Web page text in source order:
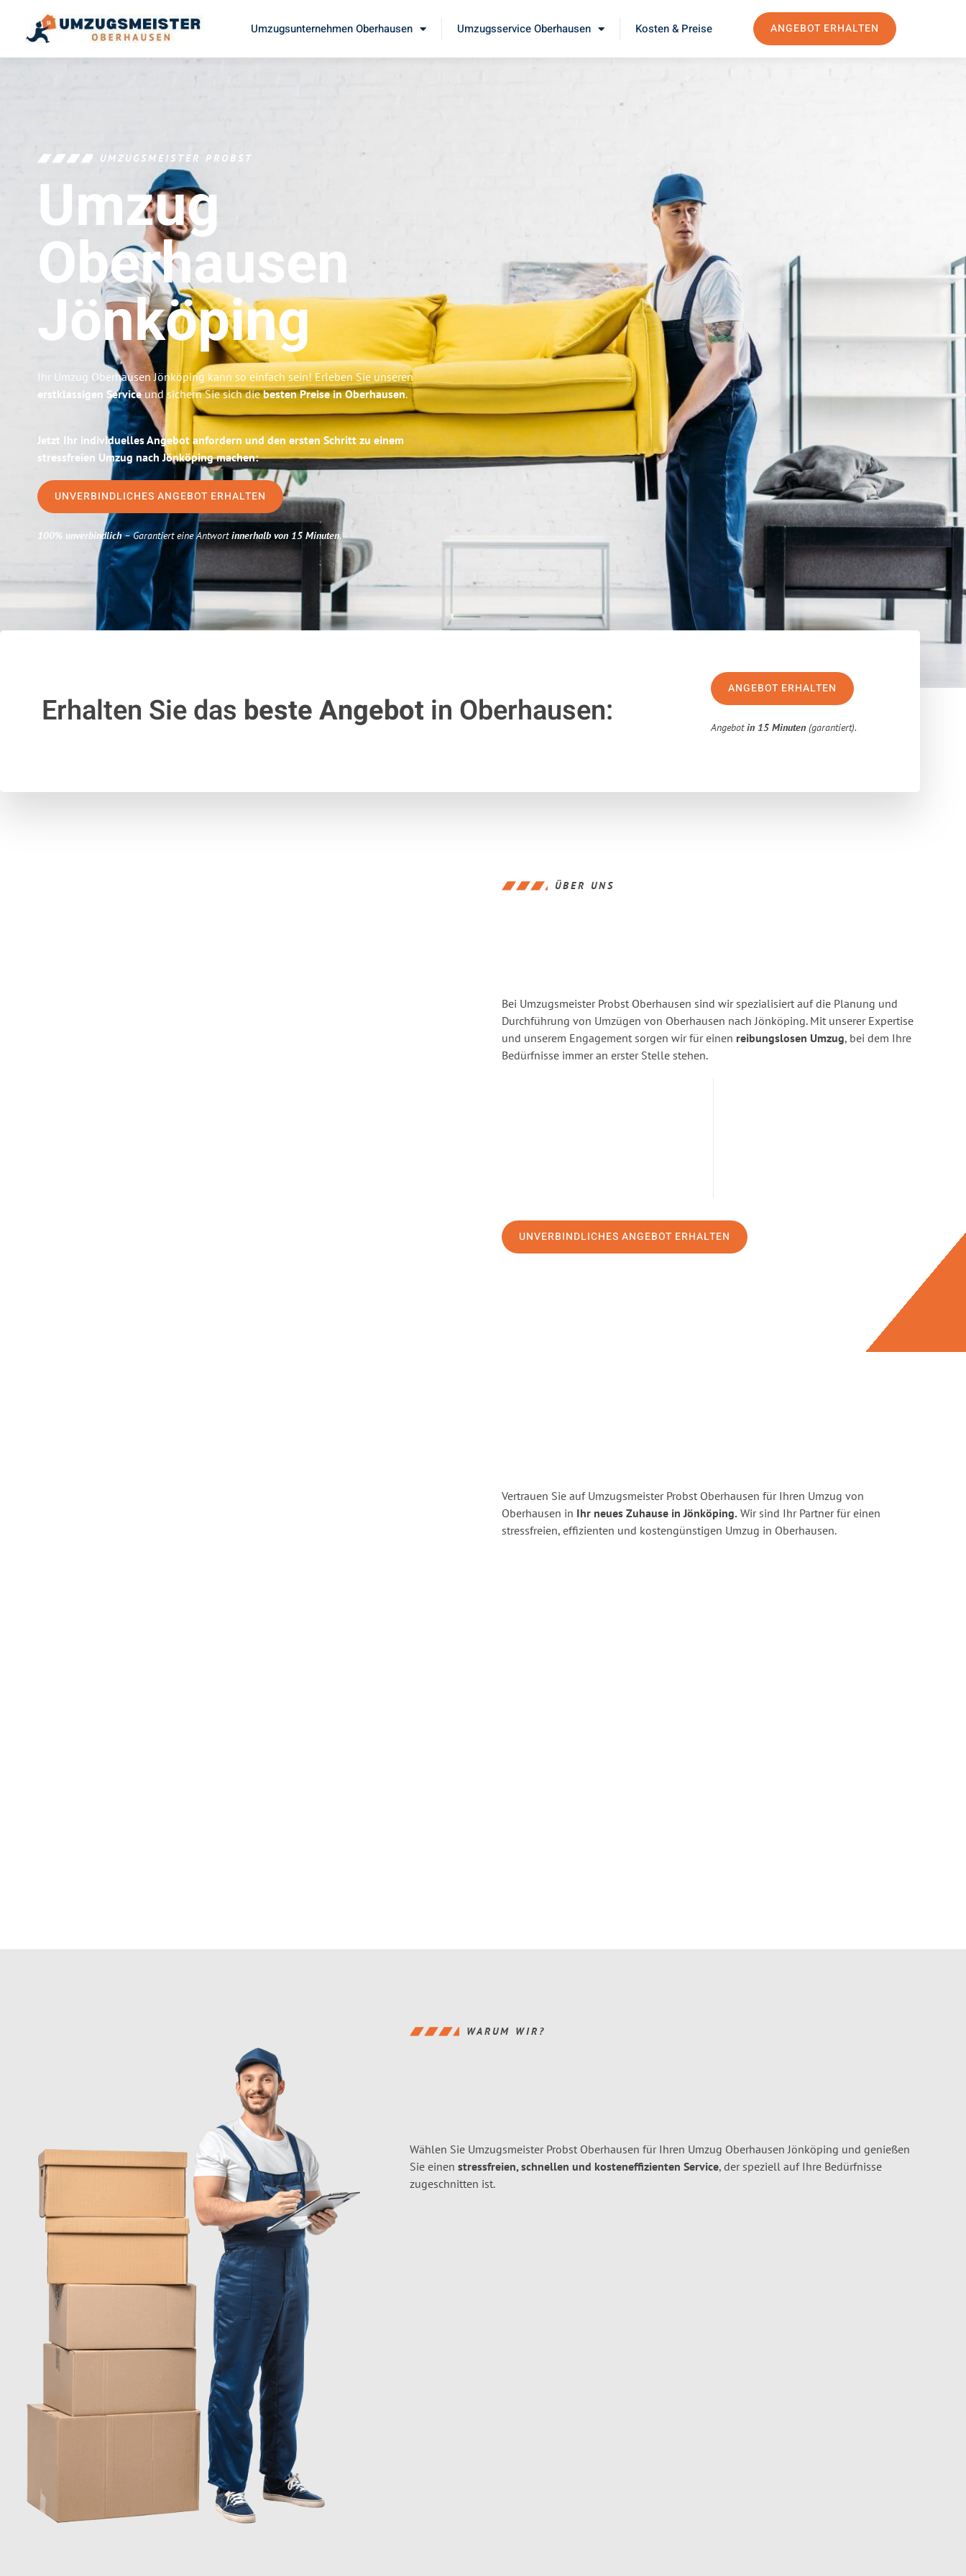
Umzugsunternehmen Oberhausen Umzugsservice Oberhausen Kosten & Preise ANGEBOT ERHALTEN
UMZUGSMEISTER PROBST
Umzug
Oberhausen
Jönköping
Ihr Umzug Oberhausen Jönköping kann so einfach sein! Erleben Sie unseren
erstklassigen Serviceund sichern Sie sich diebesten Preise in Oberhausen.
Jetzt Ihr individuelles Angebot anfordern und den ersten Schritt zu einem
stressfreien Umzug nach Jönköping machen:
UNVERBINDLICHES ANGEBOT ERHALTEN
100% unverbindlich– Garantiert eine Antwortinnerhalb von 15 Minuten.
Erhalten Sie das beste Angebotin Oberhausen:
ANGEBOT ERHALTEN
Angebotin 15 Minuten (garantiert).
ÜBER UNS
Bei Umzugsmeister Probst Oberhausen sind wir spezialisiert auf die Planung und
Durchführung von Umzügen von Oberhausen nach Jönköping. Mit unserer Expertise
und unserem Engagement sorgen wir für einen reibungslosen Umzug, bei dem Ihre
Bedürfnisse immer an erster Stelle stehen.
UNVERBINDLICHES ANGEBOT ERHALTEN
Vertrauen Sie auf Umzugsmeister Probst Oberhausen für Ihren Umzug von
Oberhausen in Ihr neues Zuhause in Jönköping. Wir sind Ihr Partner für einen
stressfreien, effizienten und kostengünstigen Umzug in Oberhausen.
WARUM WIR?
Wählen Sie Umzugsmeister Probst Oberhausen für Ihren Umzug Oberhausen Jönköping und genießen
Sie einen stressfreien, schnellen und kosteneffizienten Service, der speziell auf Ihre Bedürfnisse
zugeschnitten ist.